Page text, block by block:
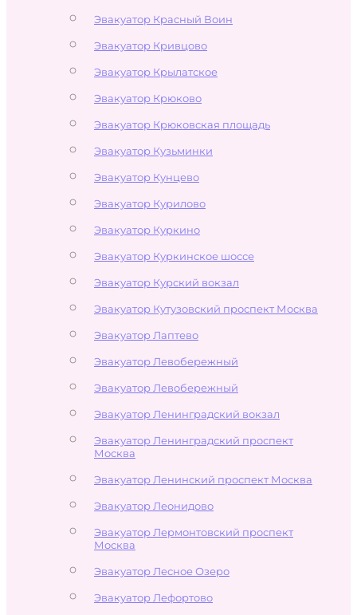
Эвакуатор Красный Воин
Эвакуатор Кривцово
Эвакуатор Крылатское
Эвакуатор Крюково
Эвакуатор Крюковская площадь
Эвакуатор Кузьминки
Эвакуатор Кунцево
Эвакуатор Курилово
Эвакуатор Куркино
Эвакуатор Куркинское шоссе
Эвакуатор Курский вокзал
Эвакуатор Кутузовский проспект Москва
Эвакуатор Лаптево
Эвакуатор Левобережный
Эвакуатор Левобережный
Эвакуатор Ленинградский вокзал
Эвакуатор Ленинградский проспект
Москва
Эвакуатор Ленинский проспект Москва
Эвакуатор Леонидово
Эвакуатор Лермонтовский проспект
Москва
Эвакуатор Лесное Озеро
Эвакуатор Лефортово